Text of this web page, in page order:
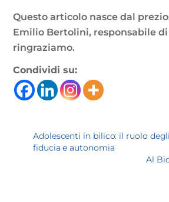
Questo articolo nasce dal
Emilio Bertolini, responsabile di
ringraziamo.
Condividi su:
Adolescenti in bilico: il ruolo
fiducia e autonomia
Al